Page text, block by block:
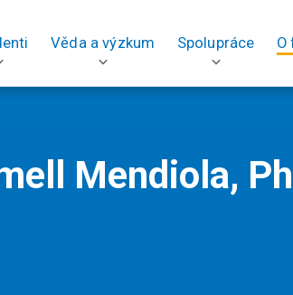
Věda a výzkum Spolupráce O
Mendiola,